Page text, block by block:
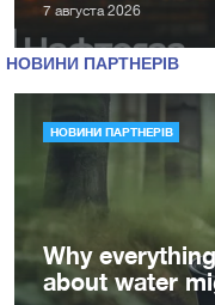
7 августа 2026